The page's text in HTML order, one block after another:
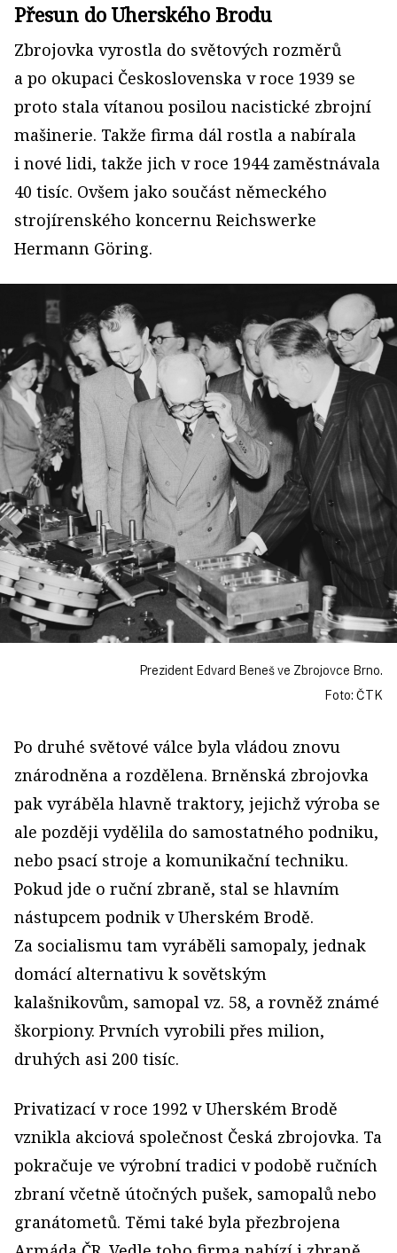
Přesun do Uherského Brodu
Zbrojovka vyrostla do světových rozměrů
a po okupaci Československa v roce 1939 se
proto stala vítanou posilou nacistické zbrojní
mašinerie. Takže firma dál rostla a nabírala
i nové lidi, takže jich v roce 1944 zaměstnávala
40 tisíc. Ovšem jako součást německého
strojírenského koncernu Reichswerke
Hermann Göring.
Prezident Edvard Beneš ve Zbrojovce Brno.
Foto: ČTK
Po druhé světové válce byla vládou znovu
znárodněna a rozdělena. Brněnská zbrojovka
pak vyráběla hlavně traktory, jejichž výroba se
ale později vydělila do samostatného podniku,
nebo psací stroje a komunikační techniku.
Pokud jde o ruční zbraně, stal se hlavním
nástupcem podnik v Uherském Brodě.
Za socialismu tam vyráběli samopaly, jednak
domácí alternativu k sovětským
kalašnikovům, samopal vz. 58, a rovněž známé
škorpiony. Prvních vyrobili přes milion,
druhých asi 200 tisíc.
Privatizací v roce 1992 v Uherském Brodě
vznikla akciová společnost Česká zbrojovka. Ta
pokračuje ve výrobní tradici v podobě ručních
zbraní včetně útočných pušek, sa­mopalů nebo
granátometů. Těmi také byla přezbrojena